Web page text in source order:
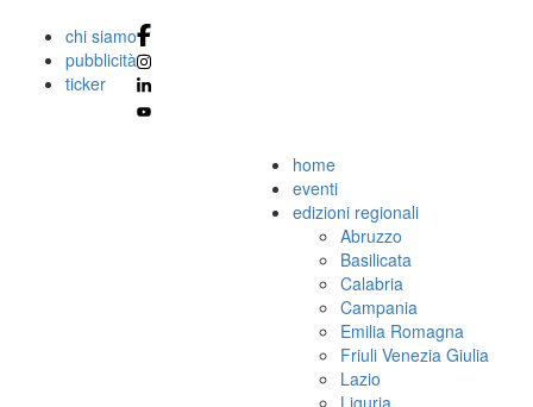
chi siamo
pubblicità
ticker
home
eventi
edizioni regionali
Abruzzo
Basilicata
Calabria
Campania
Emilia Romagna
Friuli Venezia Giulia
Lazio